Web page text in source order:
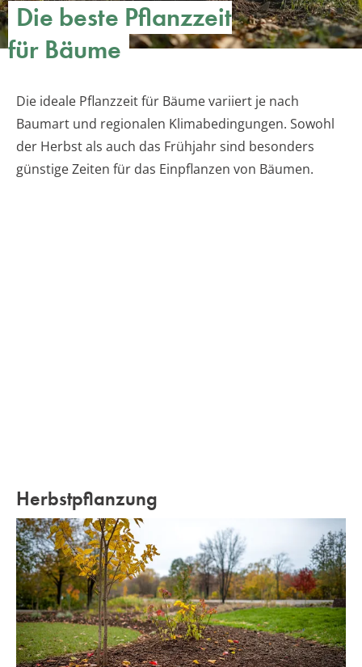
Die beste Pflanzzeit
für Bäume
Die ideale Pflanzzeit für Bäume variiert je nach
Baumart und regionalen Klimabedingungen. Sowohl
der Herbst als auch das Frühjahr sind besonders
günstige Zeiten für das Einpflanzen von Bäumen.
Herbstpflanzung